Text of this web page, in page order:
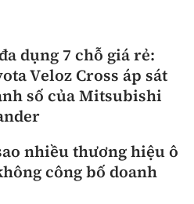
dụng 7 chỗ giá rẻ:
Veloz Cross áp sát
số của Mitsubishi
nhiều thương hiệu ô
công bố doanh